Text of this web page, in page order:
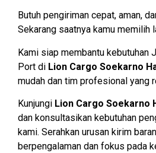
Butuh pengiriman cepat, aman,
Sekarang saatnya kamu memilih
Kami siap membantu kebutuhan
Port di Lion Cargo Soekarno
mudah dan tim profesional yang
Kunjungi Lion Cargo Soekarno
dan konsultasikan kebutuhan
kami. Serahkan urusan kirim
berpengalaman dan fokus pada